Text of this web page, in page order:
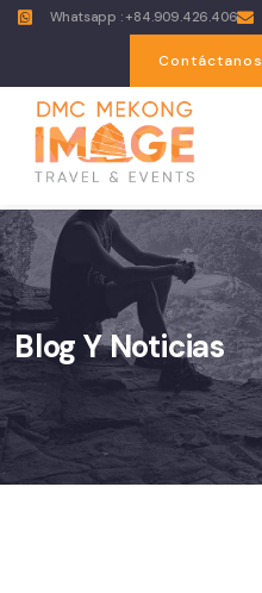
Whatsapp : +84.909.426.406
Contáctanos
Blog Y Noticias